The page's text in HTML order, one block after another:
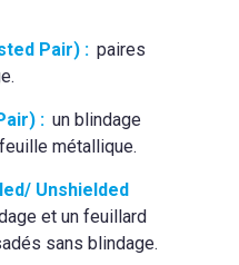
Pair) : paires
: un blindage
métallique.
Unshielded
et un feuillard
sans blindage.